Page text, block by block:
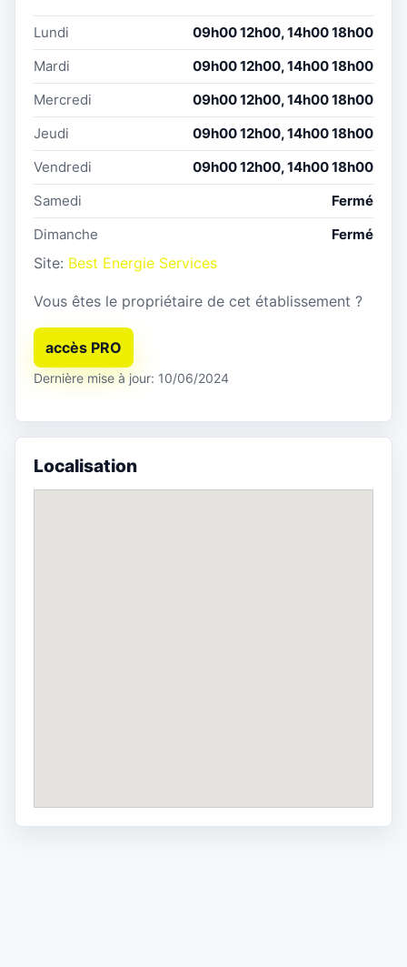
Lundi
09h00 12h00, 14h00 18h00
Mardi
09h00 12h00, 14h00 18h00
Mercredi
09h00 12h00, 14h00 18h00
Jeudi
09h00 12h00, 14h00 18h00
Vendredi
09h00 12h00, 14h00 18h00
Samedi
Fermé
Dimanche
Fermé
Site: Best Energie Services
Vous êtes le propriétaire de cet établissement ?
accès PRO
Dernière mise à jour: 10/06/2024
Localisation